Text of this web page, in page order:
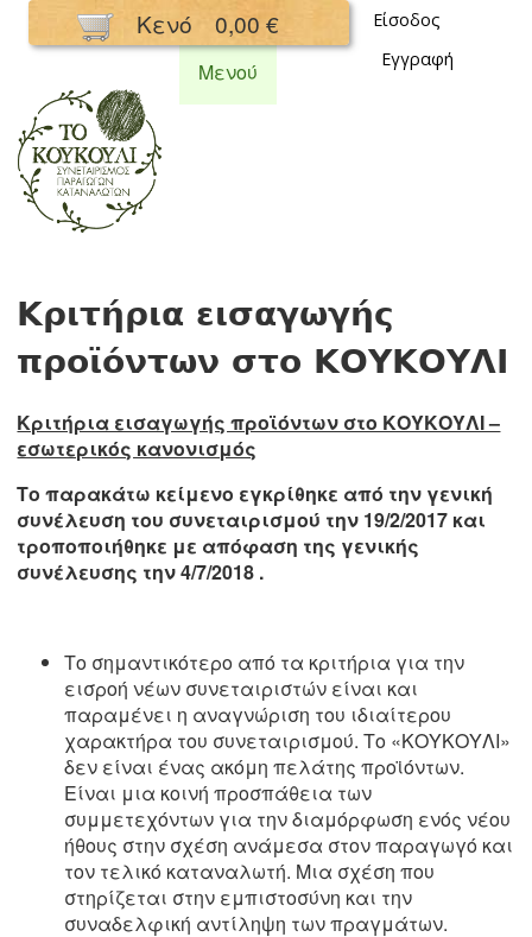
Παράκαμψη
προς το
κυρίως
Κενό 0,00 €
Είσοδος
Εγγραφή
Συνεταιρισμός
Μενού
Κριτήρια εισαγωγής
προϊόντων στο ΚΟΥΚΟΥΛΙ
Κριτήρια εισαγωγής προϊόντων στο ΚΟΥΚΟΥΛΙ –
εσωτερικός κανονισμός
Το παρακάτω κείμενο εγκρίθηκε από την γενική
συνέλευση του συνεταιρισμού την 19/2/2017 και
τροποποιήθηκε με απόφαση της γενικής
συνέλευσης την 4/7/2018 .
Το σημαντικότερο από τα κριτήρια για την
εισροή νέων συνεταιριστών είναι και
παραμένει η αναγνώριση του ιδιαίτερου
χαρακτήρα του συνεταιρισμού. Το «ΚΟΥΚΟΥΛΙ»
δεν είναι ένας ακόμη πελάτης προϊόντων.
Είναι μια κοινή προσπάθεια των
συμμετεχόντων για την διαμόρφωση ενός νέου
ήθους στην σχέση ανάμεσα στον παραγωγό και
τον τελικό καταναλωτή. Μια σχέση που
στηρίζεται στην εμπιστοσύνη και την
συναδελφική αντίληψη των πραγμάτων.